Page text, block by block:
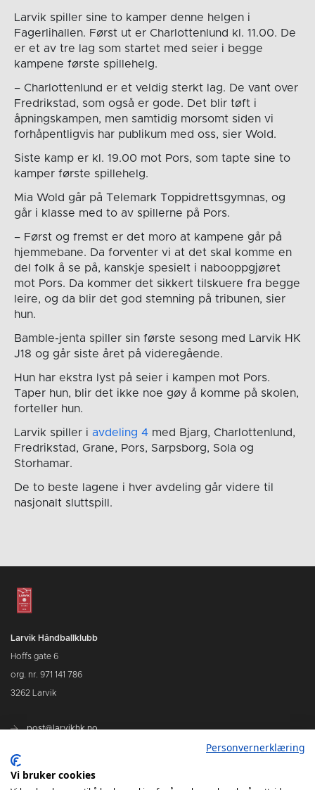
Larvik spiller sine to kamper denne helgen i
Fagerlihallen. Først ut er Charlottenlund kl. 11.00. De
er et av tre lag som startet med seier i begge
kampene første spillehelg.
– Charlottenlund er et veldig sterkt lag. De vant over
Fredrikstad, som også er gode. Det blir tøft i
åpningskampen, men samtidig morsomt siden vi
forhåpentligvis har publikum med oss, sier Wold.
Siste kamp er kl. 19.00 mot Pors, som tapte sine to
kamper første spillehelg.
Mia Wold går på Telemark Toppidrettsgymnas, og
går i klasse med to av spillerne på Pors.
– Først og fremst er det moro at kampene går på
hjemmebane. Da forventer vi at det skal komme en
del folk å se på, kanskje spesielt i nabooppgjøret
mot Pors. Da kommer det sikkert tilskuere fra begge
leire, og da blir det god stemning på tribunen, sier
hun.
Bamble-jenta spiller sin første sesong med Larvik HK
J18 og går siste året på videregående.
Hun har ekstra lyst på seier i kampen mot Pors.
Taper hun, blir det ikke noe gøy å komme på skolen,
forteller hun.
Larvik spiller i avdeling 4med Bjarg, Charlottenlund,
Fredrikstad, Grane, Pors, Sarpsborg, Sola og
Storhamar.
De to beste lagene i hver avdeling går videre til
nasjonalt sluttspill.
Larvik Håndballklubb
Hoffs gate 6
org. nr. 971 141 786
3262 Larvik
post@larvikhk.no
Personvernerklæring
Vi bruker cookies